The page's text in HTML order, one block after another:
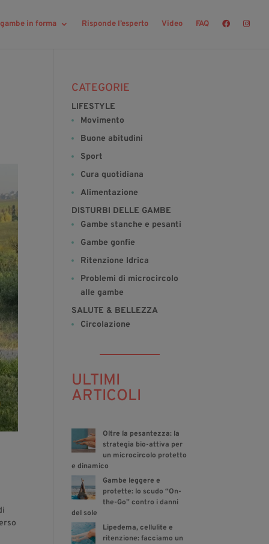
in forma Risponde l’esperto Video FAQ
CATEGORIE
LIFESTYLE
Movimento
Buone abitudini
Sport
Cura quotidiana
Alimentazione
DISTURBI DELLE GAMBE
Gambe stanche e pesanti
Gambe gonfie
Ritenzione Idrica
Problemi di microcircolo
alle gambe
SALUTE & BELLEZZA
Circolazione
ULTIMI
ARTICOLI
Oltre la pesantezza: la
strategia bio-attiva per
un microcircolo protetto
e dinamico
Gambe leggere e
protette: lo scudo “On-
the-Go” contro i danni
del sole
Lipedema, cellulite e
ritenzione: facciamo un